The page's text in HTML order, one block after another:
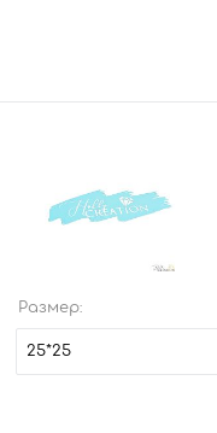
Размер:
25*25